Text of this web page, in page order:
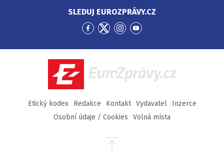
SLEDUJ EUROZPRÁVY.CZ
Přejít
Facebook
Přejít
Twitter
Přejít
Instagram
Přejít
YouTube
EuroZprávy.cz
Etický kodex Redakce Kontakt Vydavatel
Inzerce
Osobní údaje / Cookies
Volná místa
Přejít